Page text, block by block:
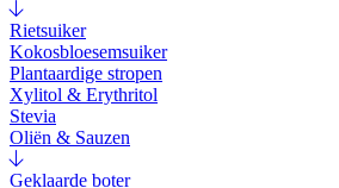
Rietsuiker
Kokosbloesemsuiker
Plantaardige stropen
Xylitol & Erythritol
Stevia
Oliën & Sauzen
Geklaarde boter